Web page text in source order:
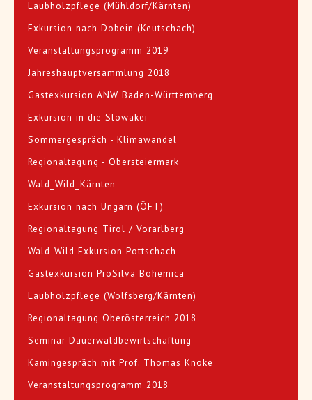
Laubholzpflege (Mühldorf/Kärnten)
Exkursion nach Dobein (Keutschach)
Veranstaltungsprogramm 2019
Jahreshauptversammlung 2018
Gastexkursion ANW Baden-Württemberg
Exkursion in die Slowakei
Sommergespräch - Klimawandel
Regionaltagung - Obersteiermark
Wald_Wild_Kärnten
Exkursion nach Ungarn (ÖFT)
Regionaltagung Tirol / Vorarlberg
Wald-Wild Exkursion Pottschach
Gastexkursion ProSilva Bohemica
Laubholzpflege (Wolfsberg/Kärnten)
Regionaltagung Oberösterreich 2018
Seminar Dauerwaldbewirtschaftung
Kamingespräch mit Prof. Thomas Knoke
Veranstaltungsprogramm 2018